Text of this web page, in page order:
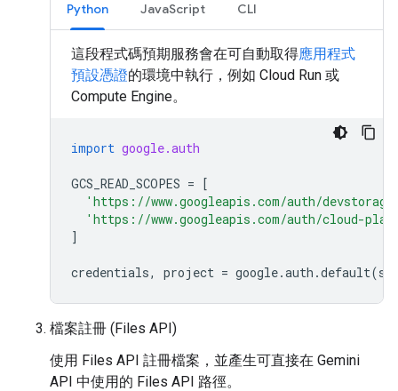
Python JavaScript CLI
這段程式碼預期服務會在可自動取得應用程式
預設憑證的環境中執行，例如 Cloud Run 或
Compute Engine。
import google.auth
GCS_READ_SCOPES = [
'https://www.googleapis.com/auth/
'https://www.googleapis.com/auth/cloud-
]
credentials, project = google.auth .default(
檔案註冊 (Files API)
使用 Files API 註冊檔案，並產生可直接在 Gemini
API 中使用的 Files API 路徑。